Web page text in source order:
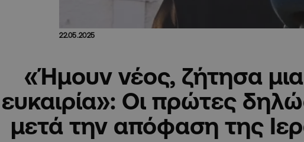
22.05.2025
«Ήμουν νέος, ζήτησα
ευκαιρία»: Οι πρώτες
μετά την απόφαση της